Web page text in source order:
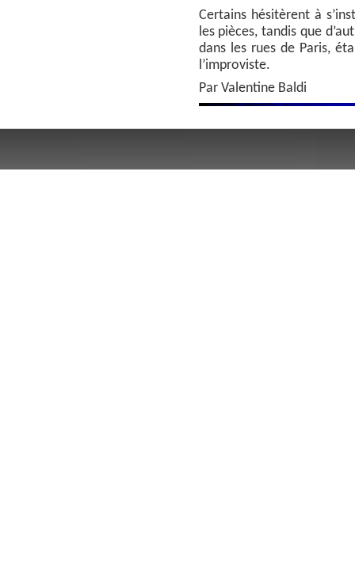
Certains hésitèrent à
les pièces, tandis que
dans les rues de Paris,
l’improviste.
Par Valentine Baldi